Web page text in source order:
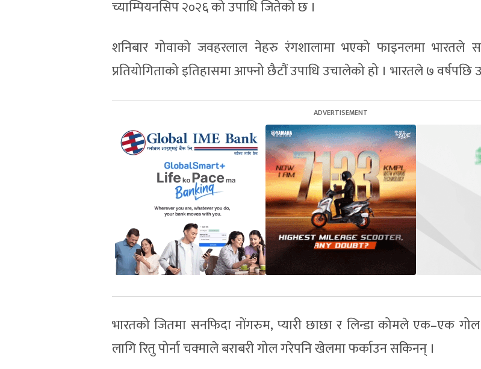
च्याम्पियनसिप २०२६ को उपाधि जितेको छ ।
शनिबार गोवाको जवहरलाल नेहरु रंगशालामा भएको फाइनलमा भारतले
प्रतियोगिताको इतिहासमा आफ्नो छैटौं उपाधि उचालेको हो । भारतले ७ वर्षपछि
भारतको जितमा सनफिदा नोंगरुम, प्यारी छाछा र लिन्डा कोमले एक–एक
लागि रितु पोर्ना चक्माले बराबरी गोल गरेपनि खेलमा फर्काउन सकिनन् ।